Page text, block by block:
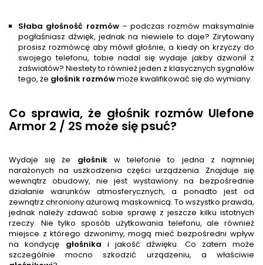
Słaba głośność rozmów– podczas rozmów maksymalnie
pogłaśniasz dźwięk, jednak na niewiele to daje? Zirytowany
prosisz rozmówcę aby mówił głośnie, a kiedy on krzyczy do
swojego telefonu, tobie nadal się wydaje jakby dzwonił z
zaświatów? Niestety to również jeden z klasycznych sygnałów
tego, że głośnik rozmówmoże kwalifikować się do wymiany.
Co sprawia, że głośnik rozmów Ulefone
Armor 2 / 2S może się psuć?
Wydaje się że głośnikw telefonie to jedna z najmniej
narażonych na uszkodzenia części urządzenia. Znajduje się
wewnątrz obudowy, nie jest wystawiony na bezpośrednie
działanie warunków atmosferycznych, a ponadto jest od
zewnątrz chroniony ażurową maskownicą. To wszystko prawda,
jednak należy zdawać sobie sprawę z jeszcze kilku istotnych
rzeczy. Nie tylko sposób użytkowania telefonu, ale również
miejsce z którego dzwonimy, mogą mieć bezpośredni wpływ
na kondycję głośnika i jakość dźwięku. Co zatem może
szczególnie mocno szkodzić urządzeniu, a właściwie